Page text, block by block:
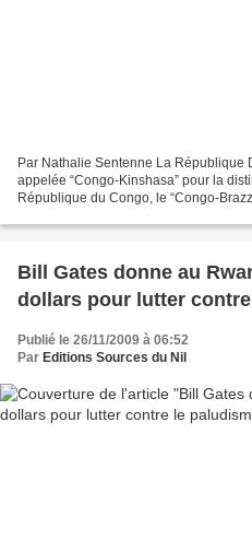
Par Nathalie Sentenne La République
appelée “Congo-Kinshasa” pour la
République du Congo, le “Congo-
Bill Gates donne au
dollars pour lutter
Publié le 26/11/2009 à 06:52
Par Editions Sources du Nil